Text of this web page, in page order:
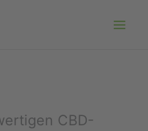
CBD-